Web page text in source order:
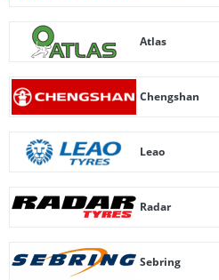
Atlas
Chengshan
Leao
Radar
Sebring